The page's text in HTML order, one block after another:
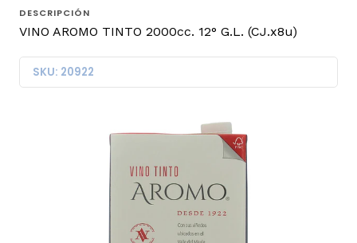
DESCRIPCIÓN
VINO AROMO TINTO 2000cc. 12° G.L. (CJ.x8u)
SKU: 20922